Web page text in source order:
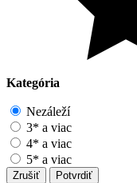
Kategória
Nezáleží
3* a viac
4* a viac
5* a viac
Zrušiť Potvrdiť